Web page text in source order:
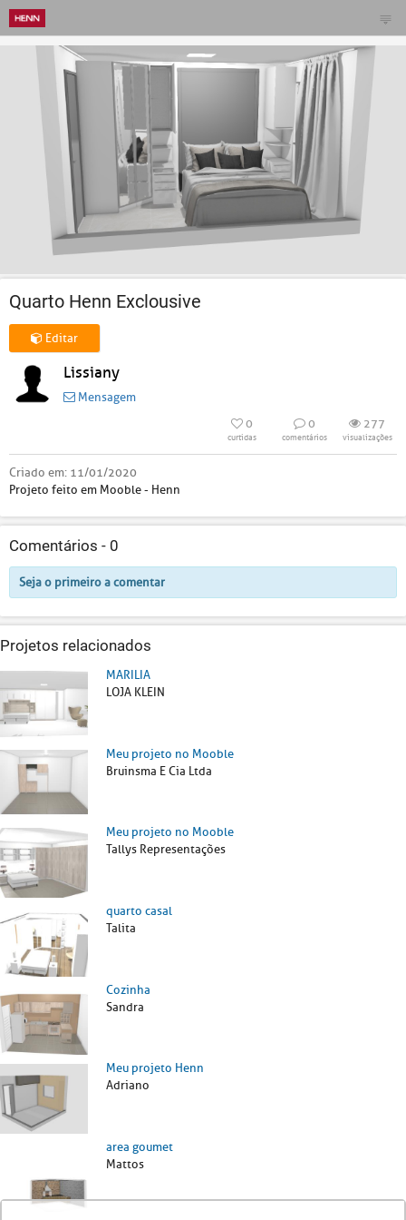
Quarto Henn Exclousive
Editar
Lissiany
Mensagem
0
curtidas
0
comentários
277
visualizações
Criado em: 11/01/2020
Projeto feito em Mooble - Henn
Comentários - 0
Seja o primeiro a comentar
Projetos relacionados
MARILIA
LOJA KLEIN
Meu projeto no Mooble
Bruinsma E Cia Ltda
Meu projeto no Mooble
Tallys Representações
quarto casal
Talita
Cozinha
Sandra
Meu projeto Henn
Adriano
area goumet
Mattos